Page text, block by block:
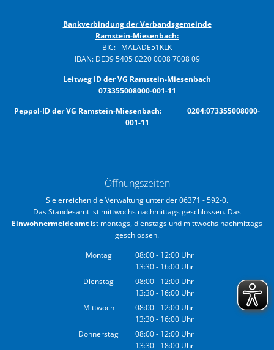
Bankverbindung der Verbandsgemeinde
Ramstein-Miesenbach:
BIC: MALADE51KLK
IBAN: DE39 5405 0220 0008 7008 09
Leitweg ID der VG Ramstein-Miesenbach
073355008000-001-11
Peppol-ID der VG Ramstein-Miesenbach: 0204:073355008000-
001-11
Öffnungszeiten
Sie erreichen die Verwaltung unter der 06371 - 592-0.
Das Standesamt ist mittwochs nachmittags geschlossen. Das
Einwohnermeldeamt ist montags, dienstags und mittwochs nachmittags
geschlossen.
Montag
08:00- 12:00 Uhr
Von 08:00 bis 12:00 Uhr
13:30- 16:00 Uhr
Von 13:30 bis 16:00 Uhr
Dienstag 08:00- 12:00 Uhr
Von 08:00 bis 12:00 Uhr
13:30- 16:00 Uhr
Von 13:30 bis 16:00 Uhr
Mittwoch 08:00- 12:00 Uhr
Von 08:00 bis 12:00 Uhr
13:30- 16:00 Uhr
Von 13:30 bis 16:00 Uhr
Donnerstag 08:00- 12:00 Uhr
Von 08:00 bis 12:00 Uhr
13:30- 18:00 Uhr